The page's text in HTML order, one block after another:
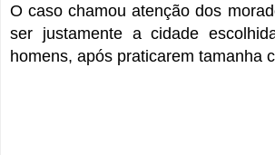
O caso chamou atenção dos
ser justamente a cidade
homens, após praticarem tamanha